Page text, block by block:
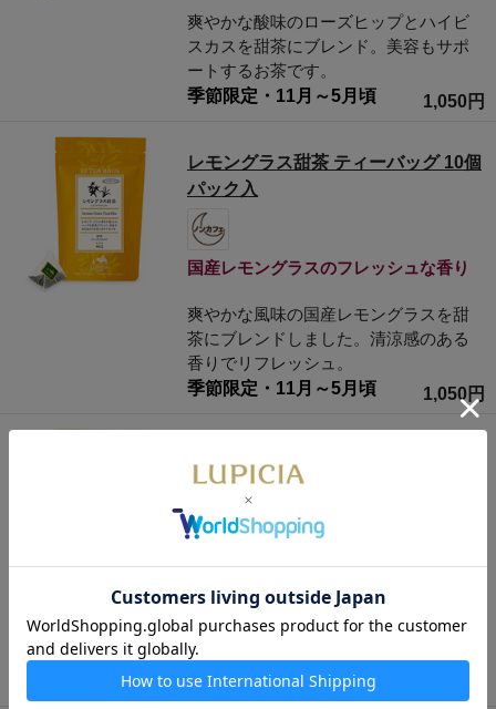
爽やかな酸味のローズヒップとハイビ
スカスを甜茶にブレンド。美容もサポ
ートするお茶です。
季節限定・11月～5月頃
1,050円
レモングラス甜茶 ティーバッグ 10個
パック入
国産レモングラスのフレッシュな香り
爽やかな風味の国産レモングラスを甜
茶にブレンドしました。清涼感のある
香りでリフレッシュ。
季節限定・11月～5月頃
1,050円
入
すっきり爽やかなドライミントと甜茶
のハーモニーが絶妙。気分を爽快にし
てくれます。
季節限定・11月～5月頃